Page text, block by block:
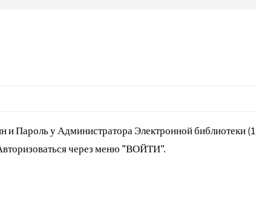
Пароль у Администратора Электронной библиотеки (1
через меню "ВОЙТИ".